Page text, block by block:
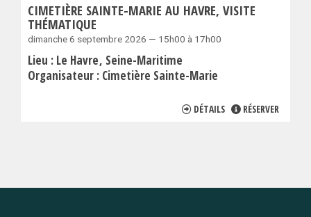
CIMETIÈRE SAINTE-MARIE AU HAVRE, VISITE
THÉMATIQUE
dimanche 6 septembre 2026 — 15h00 à 17h00
Lieu : Le Havre Seine-Maritime
Organisateur : Cimetière Sainte-Marie
DÉTAILS RÉSERVER